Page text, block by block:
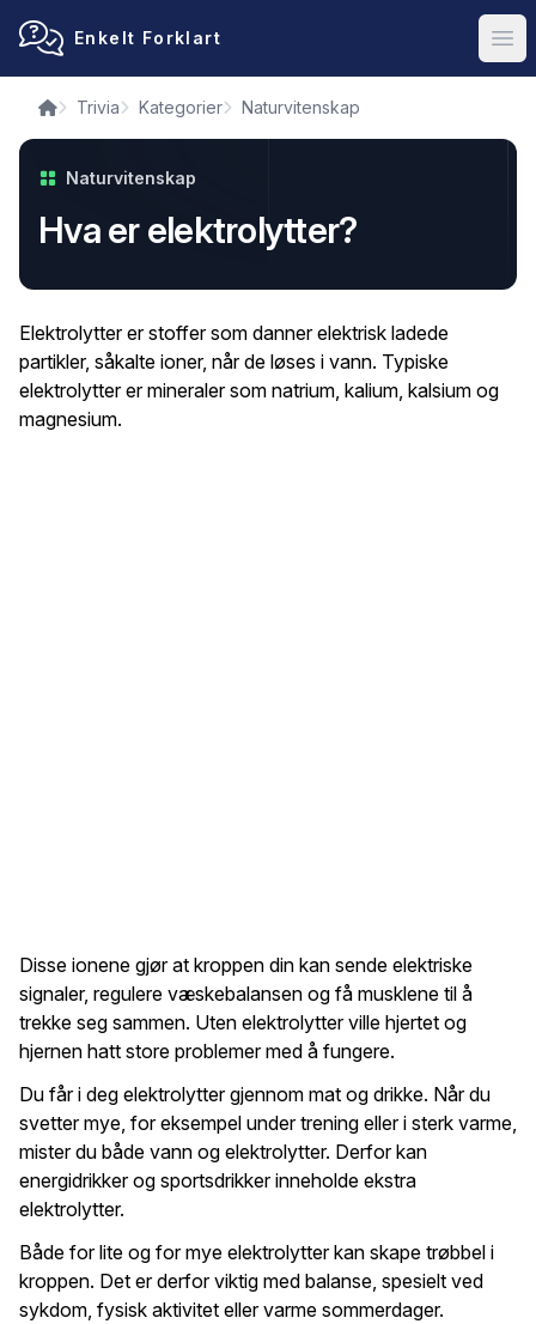
Enkelt Forklart
Trivia Kategorier Naturvitenskap
Naturvitenskap
Hva er elektrolytter?
Elektrolytter er stoffer som danner elektrisk ladede
partikler, såkalte ioner, når de løses i vann. Typiske
elektrolytter er mineraler som natrium, kalium, kalsium og
magnesium.
Disse ionene gjør at kroppen din kan sende elektriske
signaler, regulere væskebalansen og få musklene til å
trekke seg sammen. Uten elektrolytter ville hjertet og
hjernen hatt store problemer med å fungere.
Du får i deg elektrolytter gjennom mat og drikke. Når du
svetter mye, for eksempel under trening eller i sterk varme,
mister du både vann og elektrolytter. Derfor kan
energidrikker og sportsdrikker inneholde ekstra
elektrolytter.
Både for lite og for mye elektrolytter kan skape trøbbel i
kroppen. Det er derfor viktig med balanse, spesielt ved
sykdom, fysisk aktivitet eller varme sommerdager.